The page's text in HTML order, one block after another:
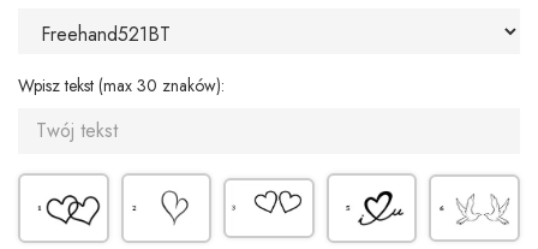
Wpisz tekst (max 30 znaków):